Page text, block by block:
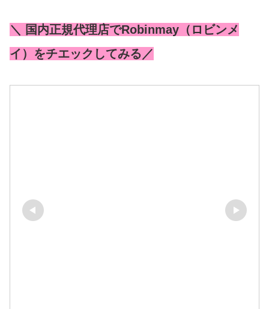
＼ 国内正規代理店でRobinmay（ロビンメ
イ）をチエックしてみる／